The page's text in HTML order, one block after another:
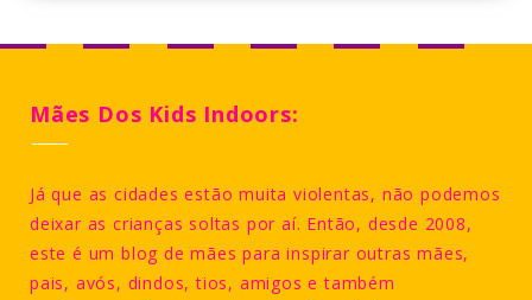
Mães Dos Kids Indoors:
Já que as cidades estão muita violentas, não podemos
deixar as crianças soltas por aí. Então, desde 2008,
este é um blog de mães para inspirar outras mães,
pais, avós, dindos, tios, amigos e também